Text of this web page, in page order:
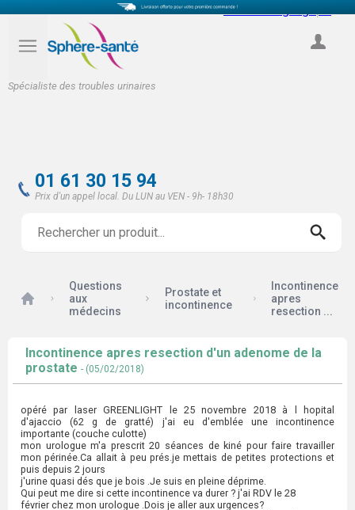
Spécialiste des troubles urinaires
Select Language
01 61 30 15 94
Prix d'un appel local. Du LUN au VEN - 9h- 18h30
Accueil
Questions
aux
médecins
Prostate et
incontinence
Incontinence
apres
resection ...
Incontinence apres resection d'un adenome de la
prostate - (05/02/2018)
opéré par laser GREENLIGHT le 25 novembre 2018 à l hopital
d'ajaccio (62 g de gratté) j'ai eu d'emblée une incontinence
importante (couche culotte)
mon urologue m'a prescrit 20 séances de kiné pour faire travailler
mon périnée.Ca allait à peu prés.je mettais de petites protections et
puis depuis 2 jours
j'urine quasi dés que je bois .Je suis en pleine déprime.
Qui peut me dire si cette incontinence va durer ? j'ai RDV le 28
février chez mon urologue .Dois je aller aux urgences?